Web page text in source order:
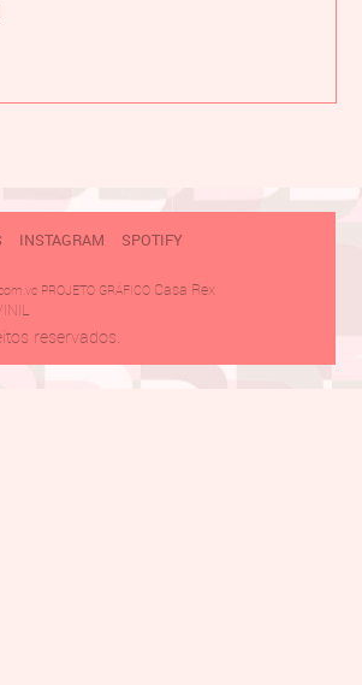
INSTAGRAM
SPOTIFY
PROJETO GRÁFICO Casa Rex
reservados.